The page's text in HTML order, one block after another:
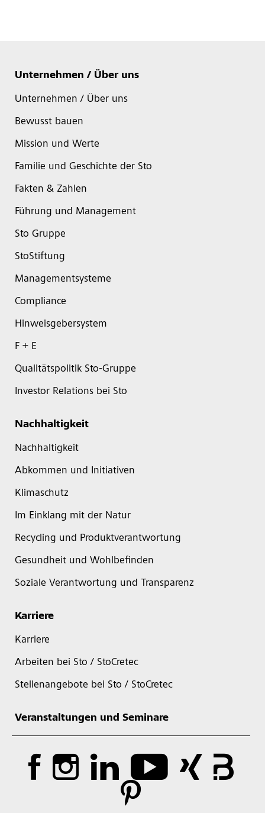
Unternehmen / Über uns
Unternehmen / Über uns
Bewusst bauen
Mission und Werte
Familie und Geschichte der Sto
Fakten & Zahlen
Führung und Management
Sto Gruppe
StoStiftung
Managementsysteme
Compliance
Hinweisgebersystem
F + E
Qualitätspolitik Sto-Gruppe
Investor Relations bei Sto
Nachhaltigkeit
Nachhaltigkeit
Abkommen und Initiativen
Klimaschutz
Im Einklang mit der Natur
Recycling und Produktverantwortung
Gesundheit und Wohlbefinden
Soziale Verantwortung und Transparenz
Karriere
Karriere
Arbeiten bei Sto / StoCretec
Stellenangebote bei Sto / StoCretec
Veranstaltungen und Seminare